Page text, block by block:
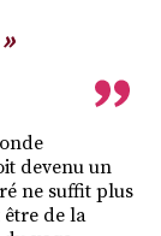
devenu un
ne suffit plus
être de la